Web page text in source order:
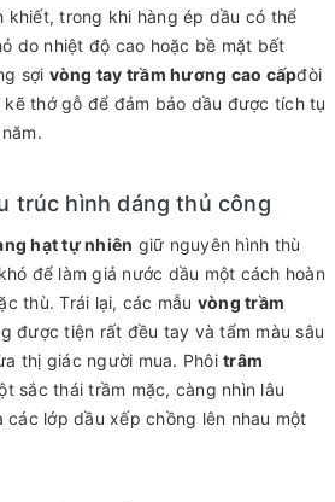
khiết, trong khi hàng ép dầu có thể
do nhiệt độ cao hoặc bề mặt bết
sợi vòng tay trầm hương cao cấpđòi
thớ gỗ để đảm bảo dầu được tích tụ
trúc hình dáng thủ công
hạt tự nhiên giữ nguyên hình thù
để làm giả nước dầu một cách hoàn
thù. Trái lại, các mẫu vòng trầm
được tiện rất đều tay và tẩm màu sâu
thị giác người mua. Phôi trâm
sắc thái trầm mặc, càng nhìn lâu
các lớp dầu xếp chồng lên nhau một